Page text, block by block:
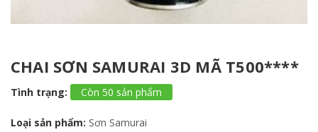
CHAI SƠN SAMURAI 3D MÃ T500****
Tình trạng: Còn 50 sản phẩm
Loại sản phẩm: Sơn Samurai